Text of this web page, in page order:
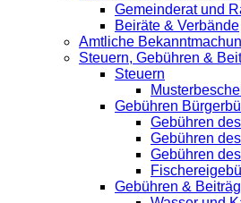
Gemeinderat und
Beiräte & Verbände
Amtliche
Steuern, Gebühren &
Steuern
Gebühren
Gebühren
Gebühren
Gebühren
Gebühren &